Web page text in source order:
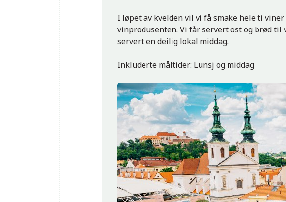
I løpet av kvelden vil vi få smake hele ti
vinprodusenten. Vi får servert ost og brød
servert en deilig lokal middag.
Inkluderte måltider: Lunsj og middag